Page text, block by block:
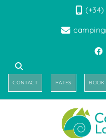
(+34)
CONTACT RATES BOOK